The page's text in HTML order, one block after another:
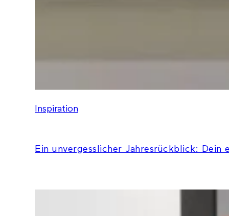
Inspiration
Ein unvergesslicher Jahresrückblick: Dein